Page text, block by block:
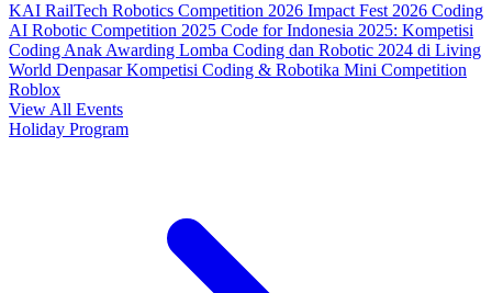
KAI RailTech Robotics Competition 2026 Impact Fest 2026 Coding
AI Robotic Competition 2025 Code for Indonesia 2025: Kompetisi
Coding Anak Awarding Lomba Coding dan Robotic 2024 di Living
World DenpasarKompetisi Coding & Robotika Mini Competition
Roblox
View All Events
Holiday Program